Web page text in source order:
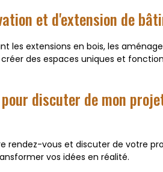
et d'extension de
les extensions en bois, les
des espaces uniques et
discuter de mon
vous et discuter de votre
vos idées en réalité.